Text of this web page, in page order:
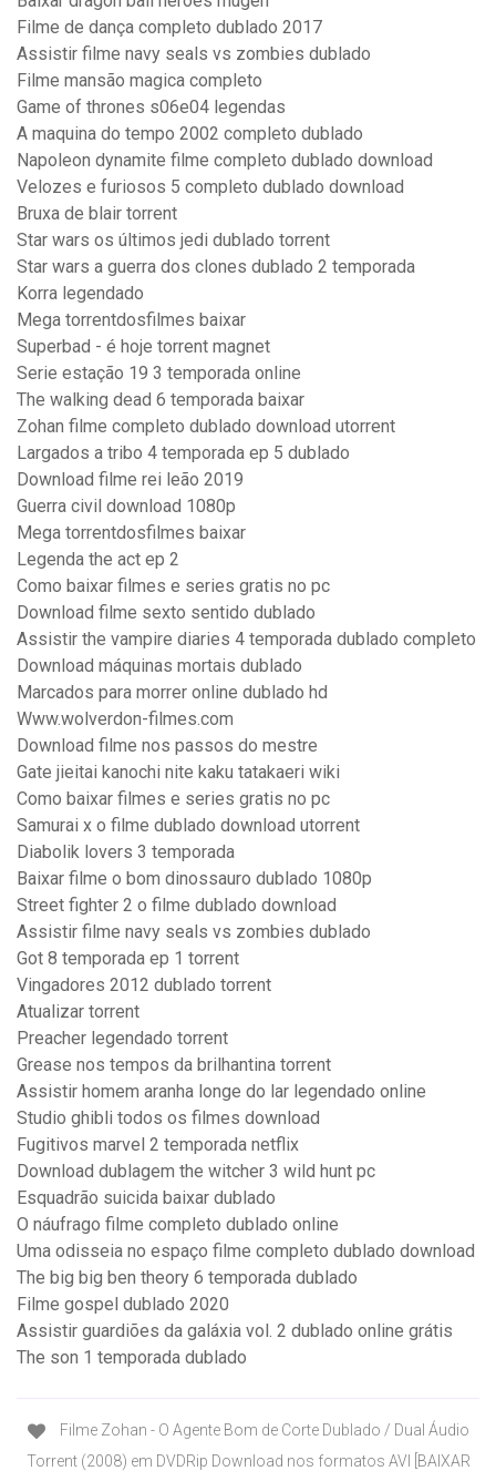
Filme de dança completo dublado 2017
Assistir filme navy seals vs zombies dublado
Filme mansão magica completo
Game of thrones s06e04 legendas
A maquina do tempo 2002 completo dublado
Napoleon dynamite filme completo dublado download
Velozes e furiosos 5 completo dublado download
Bruxa de blair torrent
Star wars os últimos jedi dublado torrent
Star wars a guerra dos clones dublado 2 temporada
Korra legendado
Mega torrentdosfilmes baixar
Superbad - é hoje torrent magnet
Serie estação 19 3 temporada online
The walking dead 6 temporada baixar
Zohan filme completo dublado download utorrent
Largados a tribo 4 temporada ep 5 dublado
Download filme rei leão 2019
Guerra civil download 1080p
Mega torrentdosfilmes baixar
Legenda the act ep 2
Como baixar filmes e series gratis no pc
Download filme sexto sentido dublado
Assistir the vampire diaries 4 temporada dublado completo
Download máquinas mortais dublado
Marcados para morrer online dublado hd
Www.wolverdon-filmes.com
Download filme nos passos do mestre
Gate jieitai kanochi nite kaku tatakaeri wiki
Como baixar filmes e series gratis no pc
Samurai x o filme dublado download utorrent
Diabolik lovers 3 temporada
Baixar filme o bom dinossauro dublado 1080p
Street fighter 2 o filme dublado download
Assistir filme navy seals vs zombies dublado
Got 8 temporada ep 1 torrent
Vingadores 2012 dublado torrent
Atualizar torrent
Preacher legendado torrent
Grease nos tempos da brilhantina torrent
Assistir homem aranha longe do lar legendado online
Studio ghibli todos os filmes download
Fugitivos marvel 2 temporada netflix
Download dublagem the witcher 3 wild hunt pc
Esquadrão suicida baixar dublado
O náufrago filme completo dublado online
Uma odisseia no espaço filme completo dublado download
The big big ben theory 6 temporada dublado
Filme gospel dublado 2020
Assistir guardiões da galáxia vol. 2 dublado online grátis
The son 1 temporada dublado
Filme Zohan - O Agente Bom de Corte Dublado / Dual Áudio
Torrent (2008) em DVDRip Download nos formatos AVI [BAIXAR